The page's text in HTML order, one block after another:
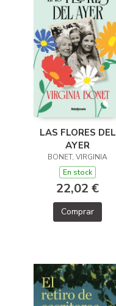
LAS FLORES DEL
AYER
BONET, VIRGINIA
En stock
22,02 €
Comprar